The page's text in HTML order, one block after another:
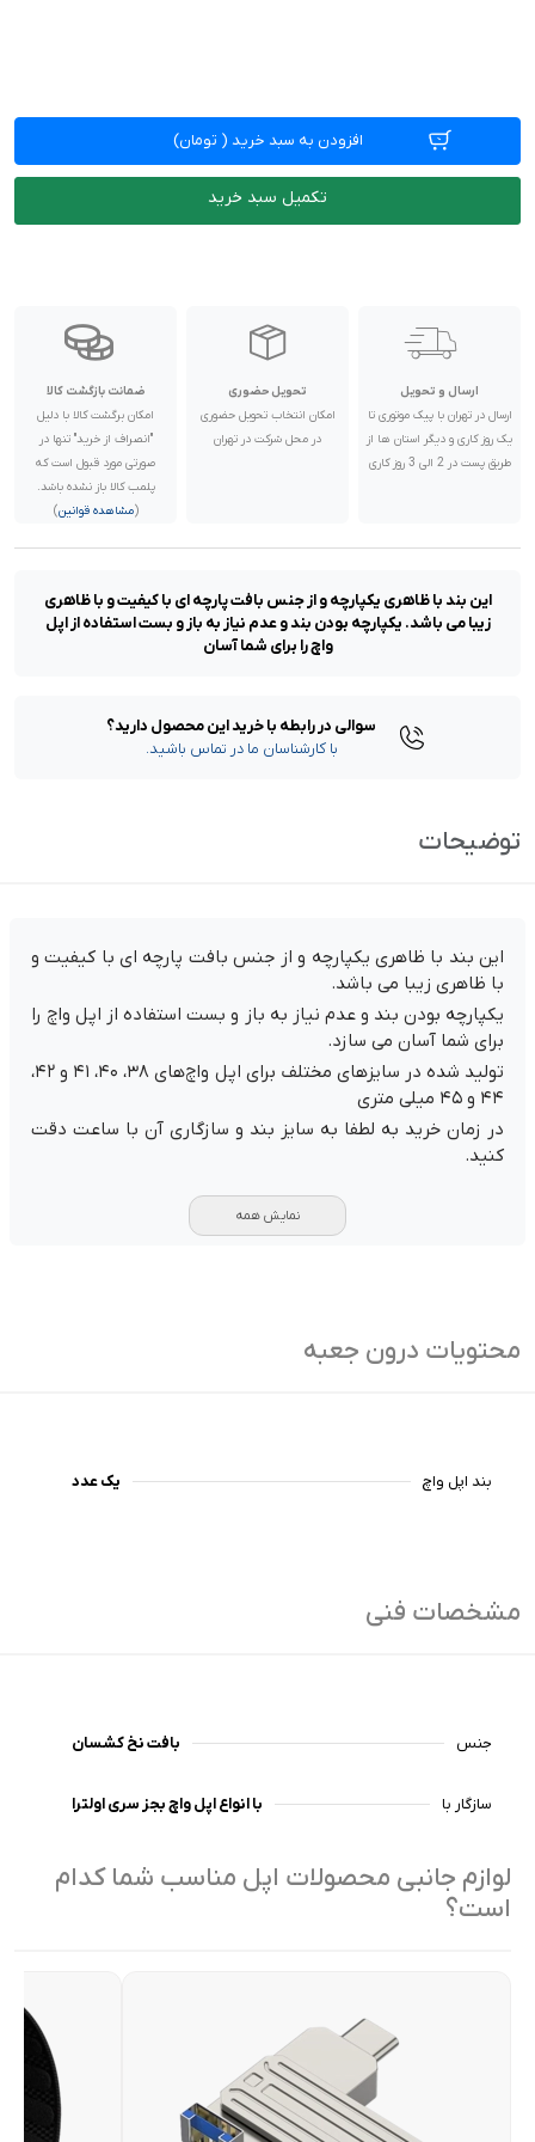
افزودن به سبد خرید ( تومان)
تکمیل سبد خرید
ارسال و تحویل
ارسال در تهران با پیک موتوری تا
یک روز کاری و دیگر استان ها از
طریق پست در 2 الی 3 روز کاری
تحویل حضوری
امکان انتخاب تحویل حضوری
در محل شرکت در تهران
ضمانت بازگشت کالا
امکان برگشت کالا با دلیل
"انصراف از خرید" تنها در
صورتی مورد قبول است که
پلمب کالا باز نشده باشد.
(مشاهده قوانین)
این بند با ظاهری یکپارچه و از جنس بافت پارچه ای با کیفیت و با ظاهری
زیبا می باشد. یکپارچه بودن بند و عدم نیاز به باز و بست استفاده از اپل
واچ را برای شما آسان
سوالی در رابطه با خرید این محصول دارید؟
با کارشناسان ما در تماس باشید.
توضیحات
این بند با ظاهری یکپارچه و از جنس بافت پارچه ای با کیفیت و
با ظاهری زیبا می باشد.
یکپارچه بودن بند و عدم نیاز به باز و بست استفاده از اپل واچ را
برای شما آسان می سازد.
تولید شده در سایزهای مختلف برای اپل واچ‌های ۳۸، ۴۰، ۴۱ و ۴۲،
۴۴ و ۴۵ میلی متری
در زمان خرید به لطفا به سایز بند و سازگاری آن با ساعت دقت
کنید.
نمایش همه
محتویات درون جعبه
بند اپل واچ یک عدد
مشخصات فنی
جنس بافت نخ کشسان
سازگار با با انواع اپل واچ بجز سری اولترا
لوازم جانبی محصولات اپل مناسب شما کدام
است؟